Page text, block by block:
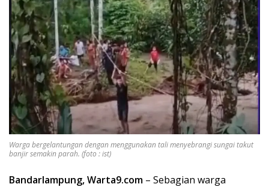
Warga bergelantungan dengan menggunakan tali menyebrangi sungai takut
banjir semakin parah. (foto : ist)
Bandarlampung, Warta9.com – Sebagian warga